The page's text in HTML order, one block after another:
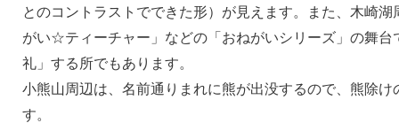
とのコントラストでできた形）が見えます。また、木崎
がい☆ティーチャー」などの「おねがいシリーズ」の舞台
礼」する所でもあります。
小熊山周辺は、名前通りまれに熊が出没するので、熊除け
す。